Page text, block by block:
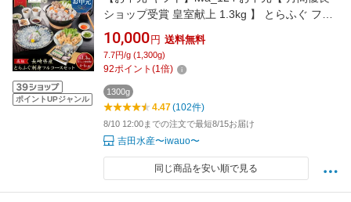
ポイントUPジャンル
ショップ受賞 皇室献上 1.3kg 】 とらふぐ フル
コース セット （大容量 4〜5人前）吉田水産 ふ
ぐ刺身 トラフグ 河豚刺し フグ刺し 湯引き ふぐ
の唐揚げ
10,000円 送料無料
7.7円/g (1,300g)
92ポイント (1 倍)
1300g
4.47(102件)
8/10 12:00までの注文で最短8/15お届け
吉田水産〜iwauo〜
同じ商品を安い順で見る